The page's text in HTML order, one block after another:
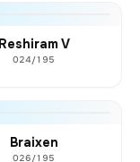
Reshiram V
024/195
Braixen
026/195